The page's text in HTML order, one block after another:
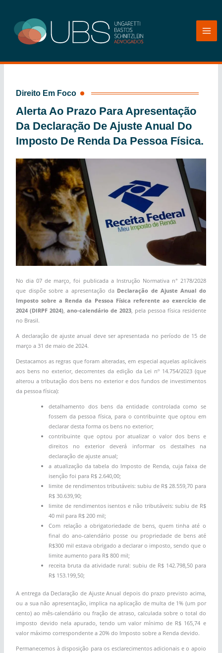
conteúdo
Direito Em Foco
Alerta Ao Prazo Para Apresentação
Da Declaração De Ajuste Anual Do
Imposto De Renda Da Pessoa Física.
No dia 07 de março, foi publicada a Instrução Normativa n° 2178/2028
que dispõe sobre a apresentação da Declaração de Ajuste Anual do
Imposto sobre a Renda da Pessoa Física referente ao exercício de
2024 (DIRPF 2024) ,ano-calendário de 2023, pela pessoa física residente
no Brasil.
A declaração de ajuste anual deve ser apresentada no período de 15 de
março a 31 de maio de 2024.
Destacamos as regras que foram alteradas, em especial aquelas aplicáveis
aos bens no exterior, decorrentes da edição da Lei nº 14.754/2023 (que
alterou a tributação dos bens no exterior e dos fundos de investimentos
da pessoa física):
detalhamento dos bens da entidade controlada como se
fossem da pessoa física, para o contribuinte que optou em
declarar desta forma os bens no exterior;
contribuinte que optou por atualizar o valor dos bens e
direitos no exterior deverá informar os destalhes na
declaração de ajuste anual;
a atualização da tabela do Imposto de Renda, cuja faixa de
isenção foi para R$ 2.640,00;
limite de rendimentos tributáveis: subiu de R$ 28.559,70 para
R$ 30.639,90;
limite de rendimentos isentos e não tributáveis: subiu de R$
40 mil para R$ 200 mil;
Com relação a obrigatoriedade de bens, quem tinha até o
final do ano-calendário posse ou propriedade de bens até
R$300 mil estava obrigado a declarar o imposto, sendo que o
limite aumento para R$ 800 mil;
receita bruta da atividade rural: subiu de R$ 142.798,50 para
R$ 153.199,50;
A entrega da Declaração de Ajuste Anual depois do prazo previsto acima,
ou a sua não apresentação, implica na aplicação de multa de 1% (um por
cento) ao mês-calendário ou fração de atraso, calculada sobre o total do
imposto devido nela apurado, tendo um valor mínimo de R$ 165,74 e
valor máximo correspondente a 20% do Imposto sobre a Renda devido.
Permanecemos à disposição para os esclarecimentos adicionais e o apoio